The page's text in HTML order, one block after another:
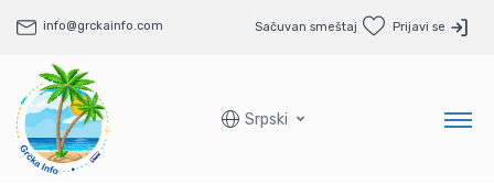
info@grckainfo.com Sačuvan smeštaj Prijavi se
Srpski